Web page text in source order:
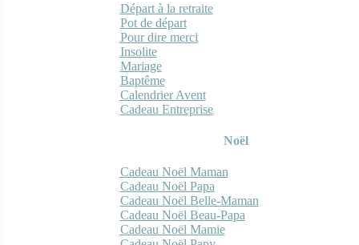
Départ à la retraite
Pot de départ
Pour dire merci
Insolite
Mariage
Baptême
Calendrier Avent
Cadeau Entreprise
Noël
Cadeau Noël Maman
Cadeau Noël Papa
Cadeau Noël Belle-Maman
Cadeau Noël Beau-Papa
Cadeau Noël Mamie